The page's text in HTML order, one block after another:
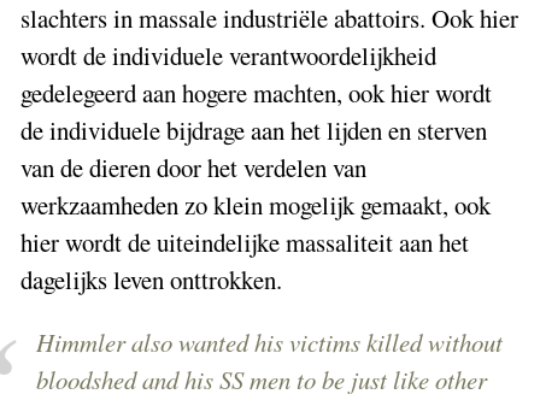
slachters in massale industriële abattoirs. Ook hier
wordt de individuele verantwoordelijkheid
gedelegeerd aan hogere machten, ook hier wordt
de individuele bijdrage aan het lijden en sterven
van de dieren door het verdelen van
werkzaamheden zo klein mogelijk gemaakt, ook
hier wordt de uiteindelijke massaliteit aan het
dagelijks leven onttrokken.
Himmler also wanted his victims killed without
bloodshed and his SS men to be just like other